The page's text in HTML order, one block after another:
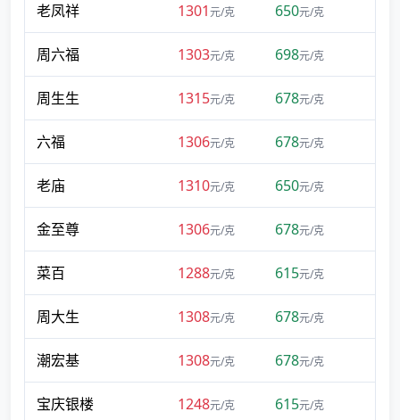
老凤祥 1301元/克 650元/克
周六福 1303元/克 698元/克
周生生 1315元/克 678元/克
六福 1306元/克 678元/克
老庙 1310元/克 650元/克
金至尊 1306元/克 678元/克
菜百 1288元/克 615元/克
周大生 1308元/克 678元/克
潮宏基 1308元/克 678元/克
宝庆银楼 1248元/克 615元/克